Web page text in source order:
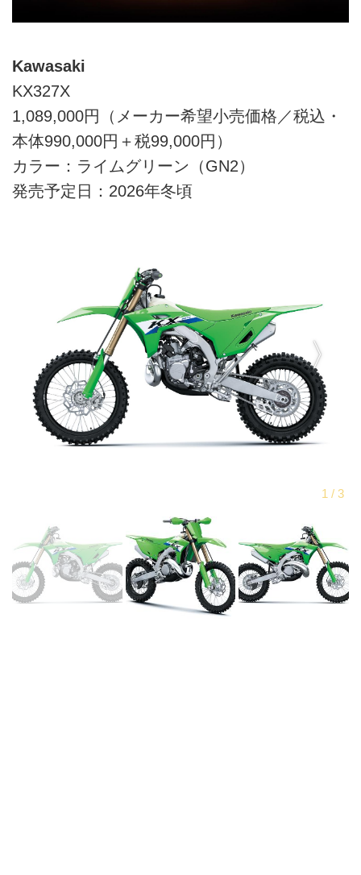
Kawasaki
KX327X
1,089,000円（メーカー希望小売価格／税込・
本体990,000円＋税99,000円）
カラー：ライムグリーン（GN2）
発売予定日：2026年冬頃